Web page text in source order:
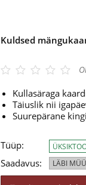
Kuldsed
Kullasäraga
Täiuslik nii
Suurepärane
Tüüp:
Saadavus:
LÄBI